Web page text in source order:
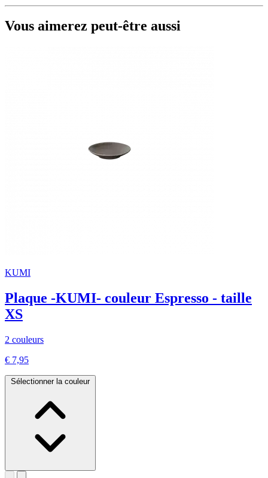
Vous aimerez peut-être aussi
KUMI
Plaque -KUMI- couleur Espresso - taille
XS
2 couleurs
€ 7,95
Sélectionner la couleur